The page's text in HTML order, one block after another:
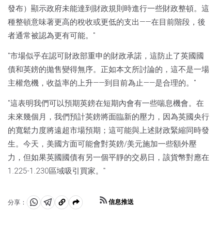
發布）顯示政府未能達到財政規則時進行一些財政整頓。這
種整頓意味著更高的稅收或更低的支出——在目前階段，後
者通常被認為更有可能。"
"市場似乎在認可財政部重申的財政承諾，這防止了英國國
債和英鎊的拋售變得無序。正如本文所討論的，這不是一場
主權危機，收益率的上升——到目前為止——是合理的。"
"這表明我們可以預期英鎊在短期內會有一些喘息機會。在
未來幾個月，我們預計英鎊將面臨新的壓力，因為英國央行
的寬鬆力度將遠超市場預期；這可能與上述財政緊縮同時發
生。今天，美國方面可能會對英鎊/美元施加一些額外壓
力，但如果英國國債有另一個平靜的交易日，該貨幣對應在
1.225-1.230區域吸引買家。"
分享：
分 分 複
信息推送